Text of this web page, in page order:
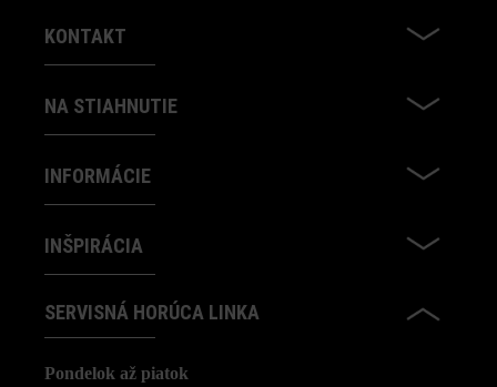
KONTAKT
NA STIAHNUTIE
INFORMÁCIE
INŠPIRÁCIA
SERVISNÁ HORÚCA LINKA
Pondelok až piatok